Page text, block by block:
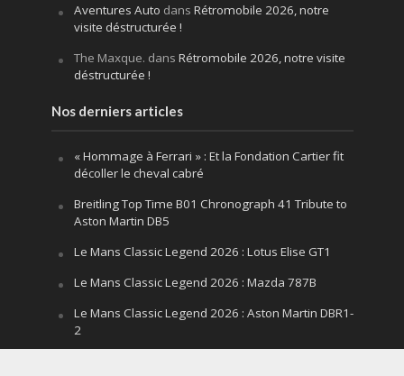
Aventures Auto dans Rétromobile 2026, notre
visite déstructurée !
The Maxque. dans Rétromobile 2026, notre visite
déstructurée !
Nos derniers articles
« Hommage à Ferrari » : Et la Fondation Cartier fit
décoller le cheval cabré
Breitling Top Time B01 Chronograph 41 Tribute to
Aston Martin DB5
Le Mans Classic Legend 2026 : Lotus Elise GT1
Le Mans Classic Legend 2026 : Mazda 787B
Le Mans Classic Legend 2026 : Aston Martin DBR1-
2